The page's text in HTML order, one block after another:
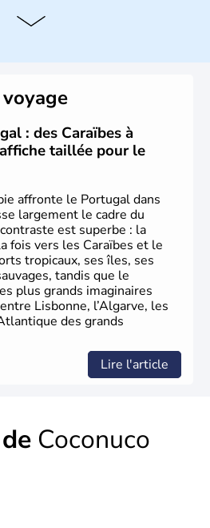
la capitale. C'est en 1810, que
à Bogotà, suivi en 1813
la Colombie est
1830.
: des Caraïbes à
taillée pour le
affronte le Portugal dans
largement le cadre du
est superbe : la
fois vers les Caraïbes et le
tropicaux, ses îles, ses
tandis que le
plus grands imaginaires
Lisbonne, l’Algarve, les
des grands
Lire l'article
Coconuco